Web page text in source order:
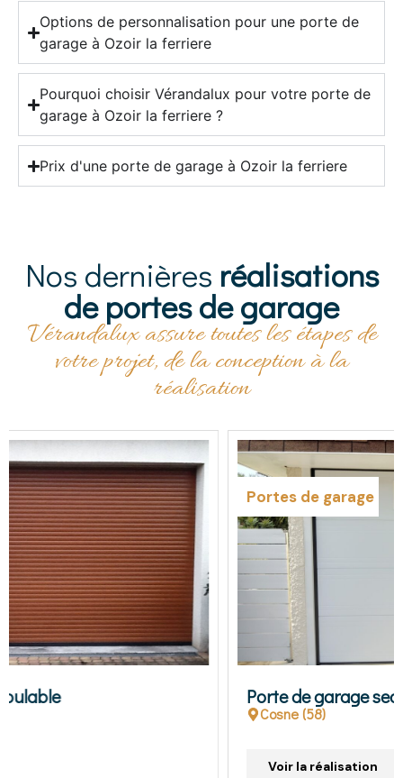
Options de personnalisation pour une porte de
garage à Ozoir la ferriere
Pourquoi choisir Vérandalux pour votre porte de
garage à Ozoir la ferriere ?
Prix d'une porte de garage à Ozoir la ferriere
Nos dernières réalisations
de portes de garage
Vérandalux assure toutes les étapes de
votre projet, de la conception à la
réalisation
Portes de garage
Porte de garage sectionnelle